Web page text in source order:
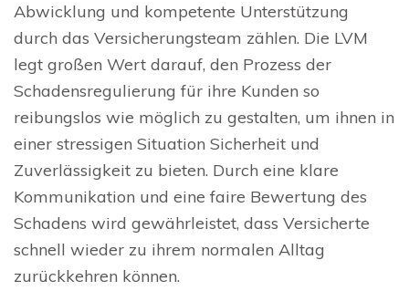
Abwicklung und kompetente Unterstützung
durch das Versicherungsteam zählen. Die LVM
legt großen Wert darauf, den Prozess der
Schadensregulierung für ihre Kunden so
reibungslos wie möglich zu gestalten, um ihnen in
einer stressigen Situation Sicherheit und
Zuverlässigkeit zu bieten. Durch eine klare
Kommunikation und eine faire Bewertung des
Schadens wird gewährleistet, dass Versicherte
schnell wieder zu ihrem normalen Alltag
zurückkehren können.